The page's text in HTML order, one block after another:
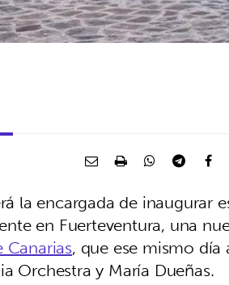
la encargada de inaugurar
en Fuerteventura, una
, que ese mismo
Orchestra y María Dueñas.